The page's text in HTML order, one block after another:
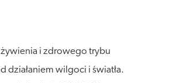
i zdrowego trybu
wilgoci i światła.